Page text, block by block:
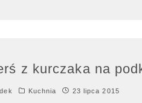
z kurczaka na
Kuchnia 23 lipca 2015